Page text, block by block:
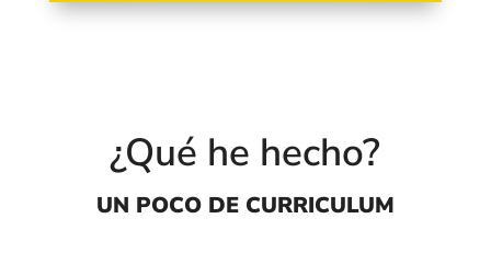
¿Qué he hecho?
UN POCO DE CURRICULUM